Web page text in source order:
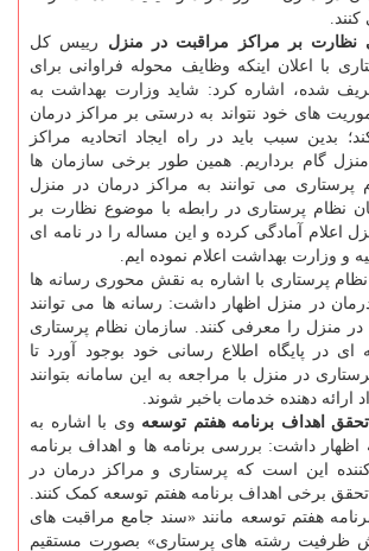
نظارت بر مراکز مراقبت در منزل رییس کل
با اعلان اینکه وظایف محوله فراوانی برای
شده، اشاره کرد: شاید وزارت بهداشت به
های خود نتواند به درستی بر مراکز درمان
بدین سبب باید در راه ایجاد اتحادیه مراکز
گام برداریم. همین طور برخی سازمان ها
پرستاری می توانند به مراکز درمان در منزل
نظام پرستاری در رابطه با موضوع نظارت بر
اعلام آمادگی کرده و این مساله را در نامه ای
و وزارت بهداشت اعلام نموده ایم.
پرستاری با اشاره به نقش محوری رسانه ها
در منزل اظهار داشت: رسانه ها می توانند
در منزل را معرفی کنند. سازمان نظام پرستاری
ای در پایگاه اطلاع رسانی خود بوجود آورد تا
در منزل با مراجعه به این سامانه بتوانند
ارائه دهنده خدمات باخبر شوند.
اهداف برنامه هفتم توسعه وی با اشاره به
اظهار داشت: بررسی برنامه ها و اهداف برنامه
این است که پرستاری و مراکز درمان در
تحقق برخی اهداف برنامه هفتم توسعه کمک کنند.
هفتم توسعه مانند «سند جامع مراقبت های
ظرفیت رشته های پرستاری» بصورت مستقیم